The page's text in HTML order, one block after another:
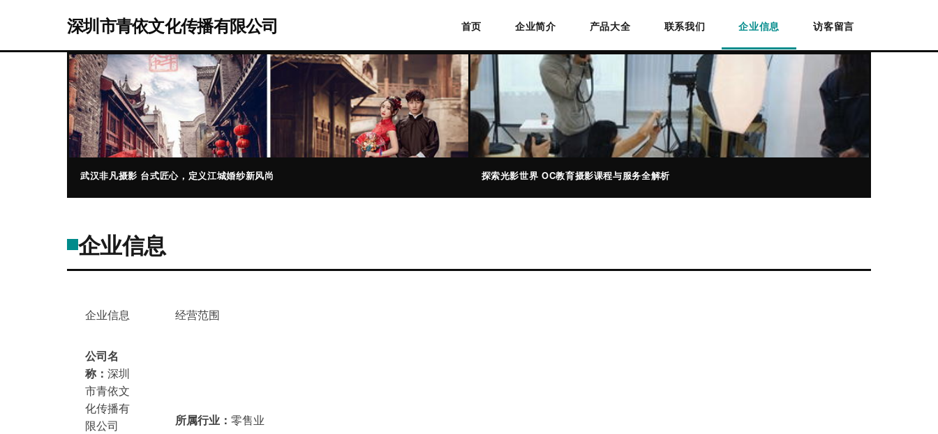
深圳市青依文化传播有限公司 首页 企业简介 产品大全 联系我们 企业信息 访客留言
武汉非凡摄影 台式匠心，定义江城婚纱新风尚 探索光影世界 OC教育摄影课程与服务全解析
企业信息
企业信息 经营范围
公司名
称： 深圳
市青依文
化传播有
限公司
所属行业： 零售业